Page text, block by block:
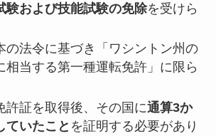
験および技能試験の免除を受けら
の法令に基づき「ワシントン州の
相当する第一種運転免許」に限ら
許証を取得後、その国に通算3か
ていたこと を証明する必要があり